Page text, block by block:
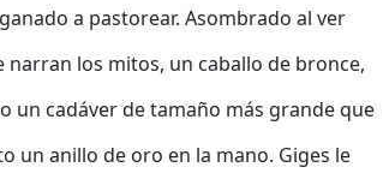
a pastorear. Asombrado al ver
los mitos, un caballo de bronce,
un cadáver de tamaño más grande que
un anillo de oro en la mano. Giges le